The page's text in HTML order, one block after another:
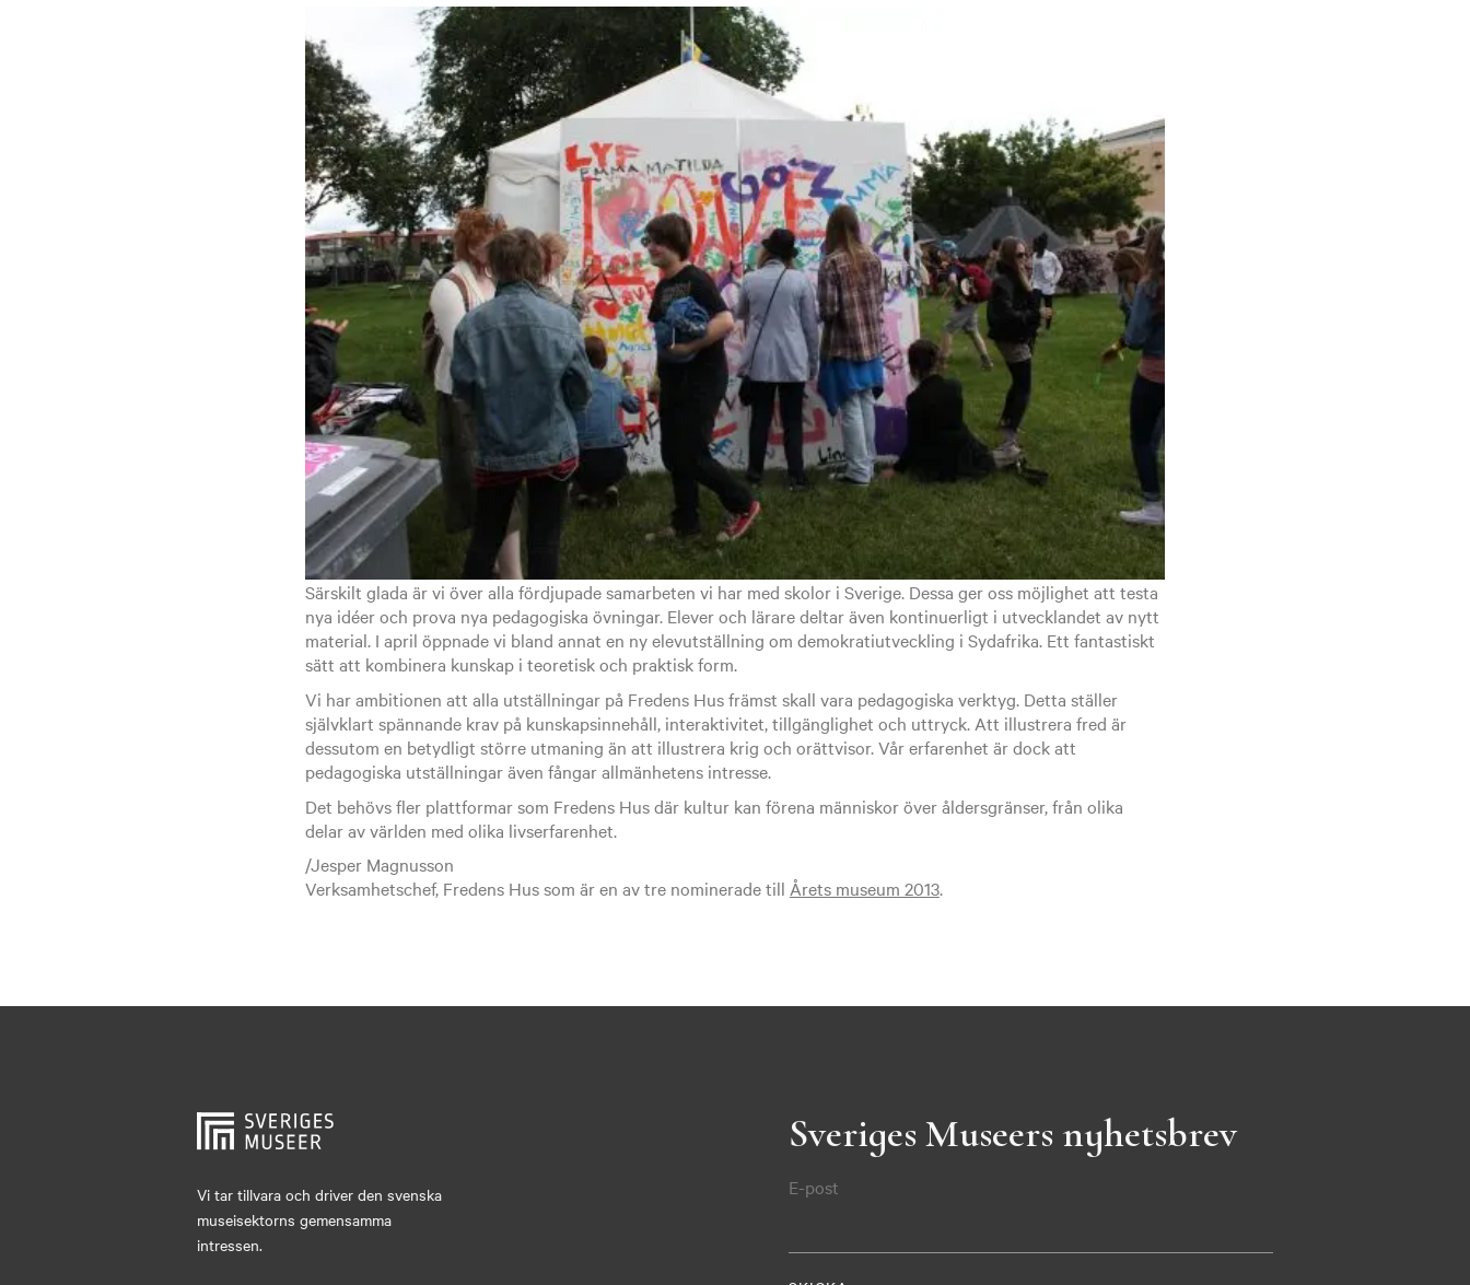
Särskilt glada är vi över alla fördjupade samarbeten vi har med skolor i Sverige. Dessa ger oss möjlighet att testa
nya idéer och prova nya pedagogiska övningar. Elever och lärare deltar även kontinuerligt i utvecklandet av nytt
material. I april öppnade vi bland annat en ny elevutställning om demokratiutveckling i Sydafrika. Ett fantastiskt
sätt att kombinera kunskap i teoretisk och praktisk form.
Vi har ambitionen att alla utställningar på Fredens Hus främst skall vara pedagogiska verktyg. Detta ställer
självklart spännande krav på kunskapsinnehåll, interaktivitet, tillgänglighet och uttryck. Att illustrera fred är
dessutom en betydligt större utmaning än att illustrera krig och orättvisor. Vår erfarenhet är dock att
pedagogiska utställningar även fångar allmänhetens intresse.
Det behövs fler plattformar som Fredens Hus där kultur kan förena människor över åldersgränser, från olika
delar av världen med olika livserfarenhet.
/Jesper Magnusson
Verksamhetschef, Fredens Hus som är en av tre nominerade till Årets museum 2013.
Vi tar tillvara och driver den svenska
museisektorns gemensamma
intressen.
Sveriges Museers nyhetsbrev
E-post